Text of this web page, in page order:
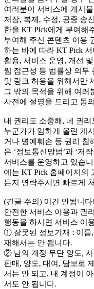
여러분이 서비스에 게시
저장, 복제, 수정, 공중 송
한을 KT Pick에게 부여해
부여해 주신 콘텐츠 이용
하는 바에 따라 KT Pick
활용, 서비스 운영, 개선
웹 접근성 등 법률상 의무
및 링크 허용을 위해서만
그 밖의 목적을 위해 여러
사전에 설명을 드리고 동
내 권리도 소중해, 네 권리
누군가가 엄하게 올린 게
거나 명예훼손 등 권리 침
은 ‘정보통신망법’과 ‘저
서비스를 운영하고 있습
에는 KT Pick 홈페이지의
든지 연락주시면 빠르게
(긴글 주의) 이건 안됩니
안전한 서비스 이용과 권
행동을 하시면 서비스 이
① 잘못된 정보기재 : 이름,
재해서는 안 됩니다.
② 남의 계정 무단 양도,
판매, 양도, 대여, 담보로
서는 안 되고, 내 계정이
서도 안 됩니다.